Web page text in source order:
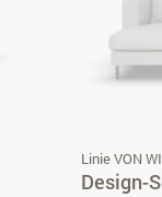
Linie VON
Design-